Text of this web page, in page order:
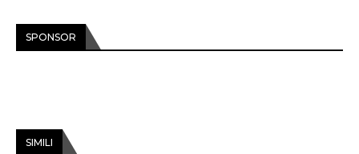
SPONSOR
SIMILI